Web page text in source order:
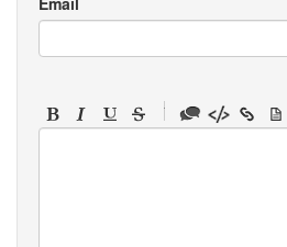
-
-